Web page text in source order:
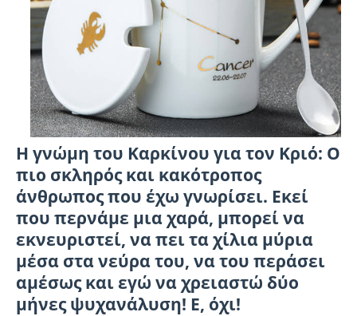
Η γνώμη του Καρκίνου για τον Κριό: Ο
πιο σκληρός και κακότροπος
άνθρωπος που έχω γνωρίσει. Εκεί
που περνάμε μια χαρά, μπορεί να
εκνευριστεί, να πει τα χίλια μύρια
μέσα στα νεύρα του, να του περάσει
αμέσως και εγώ να χρειαστώ δύο
μήνες ψυχανάλυση! Ε, όχι!